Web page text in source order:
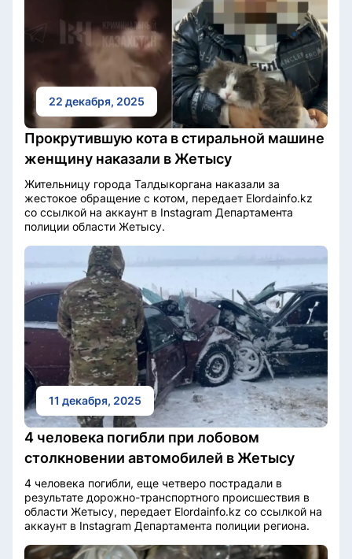
22 декабря, 2025
Прокрутившую кота в стиральной машине
женщину наказали в Жетысу
Жительницу города Талдыкоргана наказали за
жестокое обращение с котом, передает Elordainfo.kz
со ссылкой на аккаунт в Instagram Департамента
полиции области Жетысу.
11 декабря, 2025
4 человека погибли при лобовом
столкновении автомобилей в Жетысу
4 человека погибли, еще четверо пострадали в
результате дорожно-транспортного происшествия в
области Жетысу, передает Elordainfo.kz со ссылкой на
аккаунт в Instagram Департамента полиции региона.